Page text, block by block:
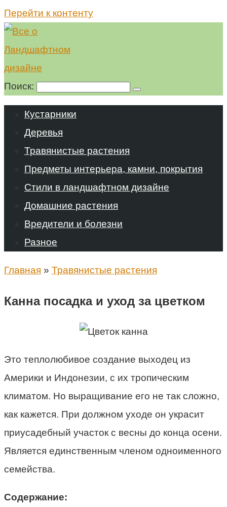
Перейти к контенту
Поиск:
Кустарники
Деревья
Травянистые растения
Предметы интерьера, камни, покрытия
Стили в ландшафтном дизайне
Домашние растения
Вредители и болезни
Разное
Главная » Травянистые растения
Канна посадка и уход за цветком
Это теплолюбивое создание выходец из
Америки и Индонезии, с их тропическим
климатом. Но выращивание его не так сложно,
как кажется. При должном уходе он украсит
приусадебный участок с весны до конца осени.
Является единственным членом одноименного
семейства.
Содержание: